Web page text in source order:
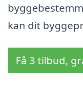
kan dit
Få 3 tilbud,